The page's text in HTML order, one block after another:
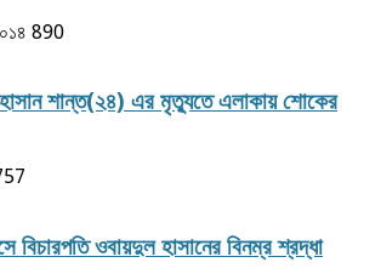
890
হাসান শান্ত(২৪) এর মৃত্যুতে এলাকায় শোকের
বিচারপতি ওবায়দুল হাসানের বিনম্র শ্রদ্ধা